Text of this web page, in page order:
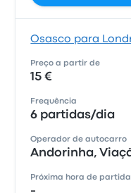
Osasco para
Preço a partir de
15 €
Frequência
6 partidas/dia
Operador de autocarro
Andorinha,
Próxima hora de